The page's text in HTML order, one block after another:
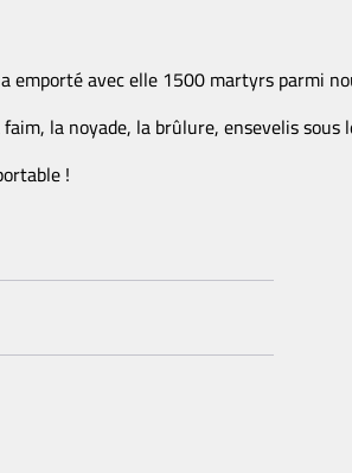
avec elle 1500 martyrs parmi
la noyade, la brûlure, ensevelis sous
!